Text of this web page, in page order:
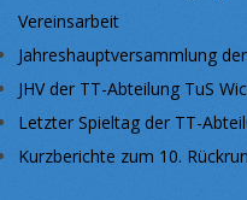
Vereinsarbeit
Jahreshauptversammlung
JHV der TT-Abteilung TuS
Letzter Spieltag der TT-
Kurzberichte zum 10.